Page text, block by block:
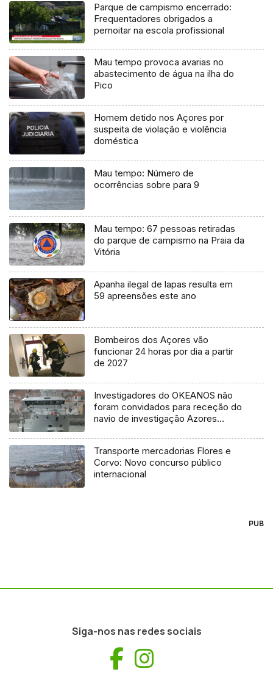
Parque de campismo encerrado:
Frequentadores obrigados a
pernoitar na escola profissional
Mau tempo provoca avarias no
abastecimento de água na ilha do
Pico
Homem detido nos Açores por
suspeita de violação e violência
doméstica
Mau tempo: Número de
ocorrências sobre para 9
Mau tempo: 67 pessoas retiradas
do parque de campismo na Praia da
Vitória
Apanha ilegal de lapas resulta em
59 apreensões este ano
Bombeiros dos Açores vão
funcionar 24 horas por dia a partir
de 2027
Investigadores do OKEANOS não
foram convidados para receção do
navio de investigação Azores
Transporte mercadorias Flores e
Corvo: Novo concurso público
internacional
PUB
Siga-nos nas redes sociais
Facebook